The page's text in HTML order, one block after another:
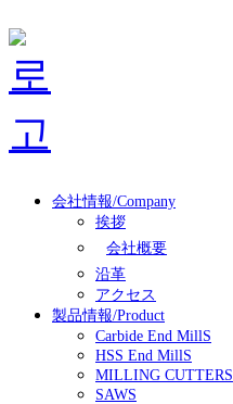
会社情報/Company
挨拶
会社概要
沿革
アクセス
製品情報/Product
Carbide End MillS
HSS End MillS
MILLING CUTTERS
SAWS